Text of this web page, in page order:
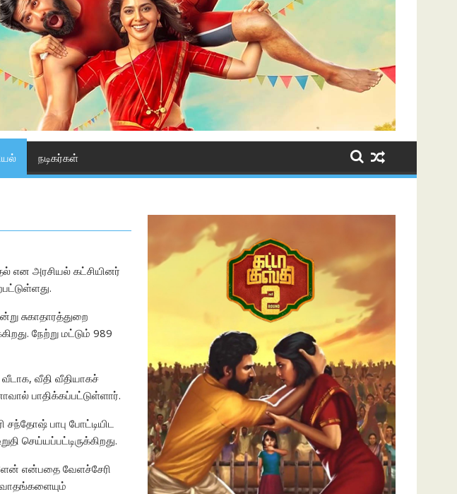
நடிகர்கள்
என அரசியல் கட்சியினர்
சுகாதாரத்துறை
நேற்று மட்டும் 989
வீதி வீதியாகச்
பாதிக்கப்பட்டுள்ளார்.
பாபு போட்டியிட
செய்யப்பட்டிருக்கிறது.
என்பதை வேளச்சேரி